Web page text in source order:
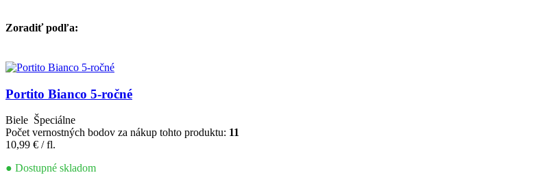
Zoradiť podľa:
Portito Bianco 5-ročné
Biele Špeciálne
Počet vernostných bodov za nákup tohto produktu: 11
10,99 € / fl.
● Dostupné skladom